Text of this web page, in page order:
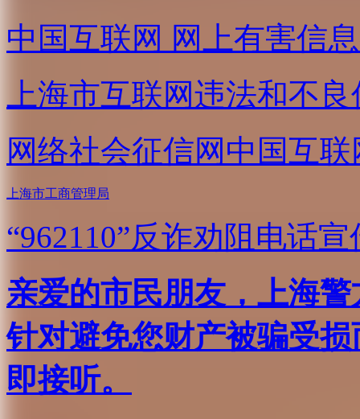
中国互联网 网上有害信
上海市互联网违法和不
网络社会征信网 中国互
上海市工商管理局
“962110”反诈劝阻电话宣
亲爱的市民朋友，上海
针对避免您财产被骗受
即接听。